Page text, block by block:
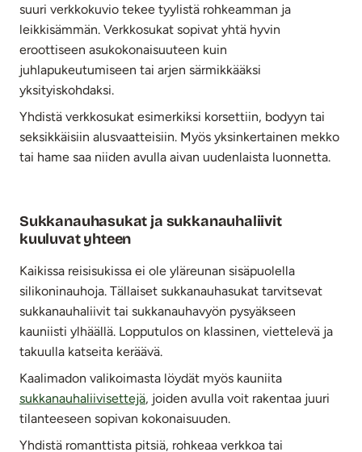
suuri verkkokuvio tekee tyylistä rohkeamman ja
leikkisämmän. Verkkosukat sopivat yhtä hyvin
eroottiseen asukokonaisuuteen kuin
juhlapukeutumiseen tai arjen särmikkääksi
yksityiskohdaksi.
Yhdistä verkkosukat esimerkiksi korsettiin, bodyyn tai
seksikkäisiin alusvaatteisiin. Myös yksinkertainen mekko
tai hame saa niiden avulla aivan uudenlaista luonnetta.
Sukkanauhasukat ja sukkanauhaliivit
kuuluvat yhteen
Kaikissa reisisukissa ei ole yläreunan sisäpuolella
silikoninauhoja. Tällaiset sukkanauhasukat tarvitsevat
sukkanauhaliivit tai sukkanauhavyön pysyäkseen
kauniisti ylhäällä. Lopputulos on klassinen, viettelevä ja
takuulla katseita keräävä.
Kaalimadon valikoimasta löydät myös kauniita
sukkanauhaliivisettejä, joiden avulla voit rakentaa juuri
tilanteeseen sopivan kokonaisuuden.
Yhdistä romanttista pitsiä, rohkeaa verkkoa tai